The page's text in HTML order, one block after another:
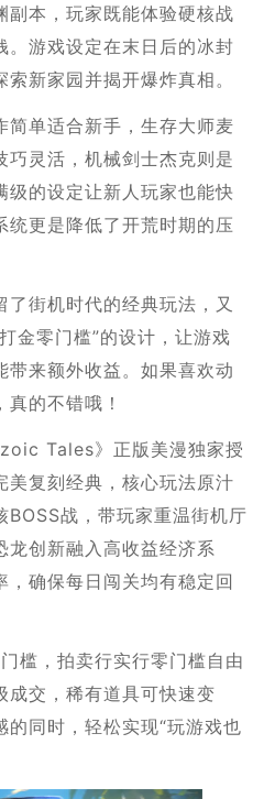
副本，玩家既能体验硬核战
。游戏设定在末日后的冰封
新家园并揭开爆炸真相。
简单适合新手，生存大师麦
巧灵活，机械剑士杰克则是
级的设定让新人玩家也能快
统更是降低了开荒时期的压
街机时代的经典玩法，又
金零门槛”的设计，让游戏
带来额外收益。如果喜欢动
的不错哦！
Tales》正版美漫独家授
美复刻经典，核心玩法原汁
BOSS战，带玩家重温街机厅
龙创新融入高收益经济系
，确保每日闯关均有稳定回
槛，拍卖行实行零门槛自由
成交，稀有道具可快速变
同时，轻松实现“玩游戏也